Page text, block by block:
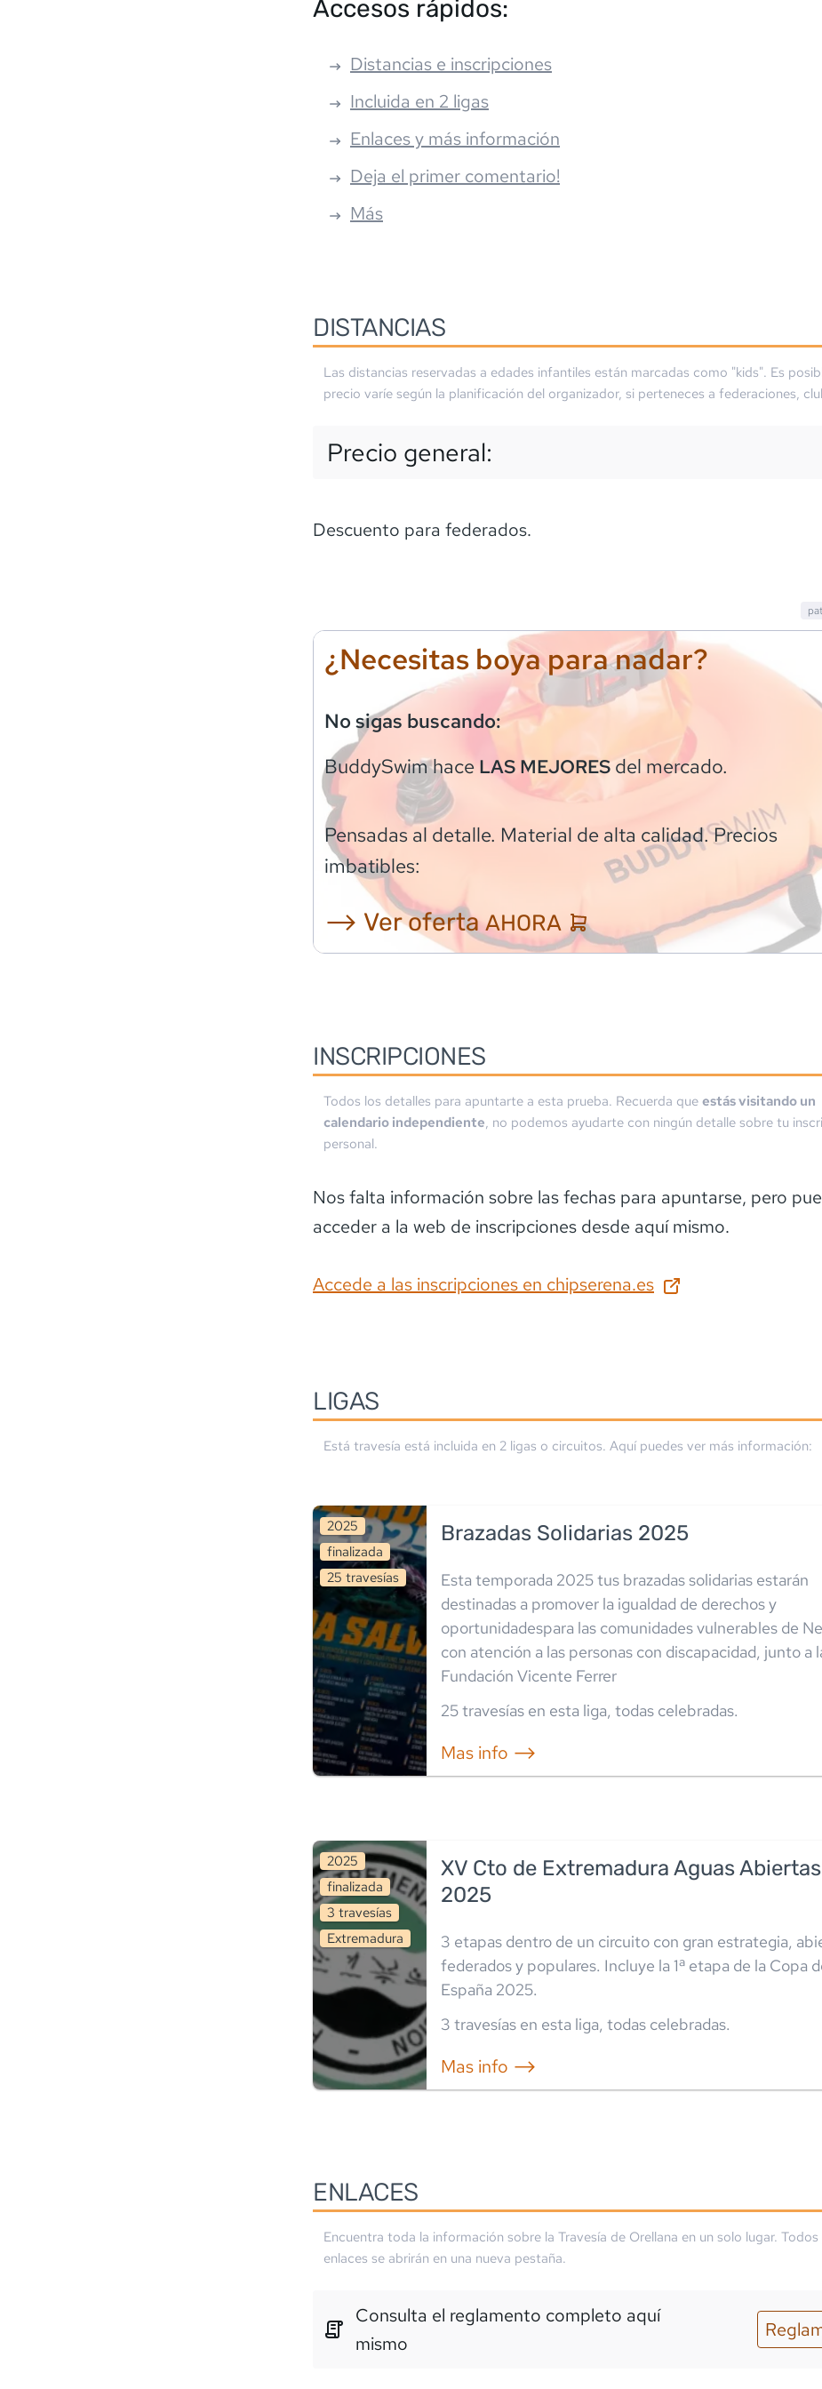
Accesos rápidos:
Distancias e inscripciones
Incluida en 2 ligas
Enlaces y más información
Deja el primer comentario!
Más
DISTANCIAS
Las distancias reservadas a edades infantiles están marcadas como "kids". Es
precio varíe según la planificación del organizador, si perteneces a federaciones,
Precio general:
Descuento para federados.
¿Necesitas boya para nadar?
No sigas buscando:
BuddySwimhaceLAS MEJORESdel mercado.
Pensadas al detalle. Material de alta calidad. Precios
imbatibles:
⟶ Ver ofertaAHORA
INSCRIPCIONES
Todos los detalles para apuntarte a esta prueba. Recuerda que estás visitando un
calendario independiente, no podemos ayudarte con ningún detalle sobre tu
personal.
Nos falta información sobre las fechas para apuntarse, pero
acceder a la web de inscripciones desde aquí mismo.
Accede a las inscripciones en chipserena.es
LIGAS
Está travesía está incluida en 2 ligas o circuitos. Aquí puedes ver más información:
2025
finalizada
25 travesías
Brazadas Solidarias 2025
Esta temporada 2025 tus brazadas solidarias estarán
destinadas a promover la igualdad de derechos y
oportunidadespara las comunidades vulnerables de
con atención a las personas con discapacidad, junto a
Fundación Vicente Ferrer
25travesías en esta liga, todas celebradas.
Mas info ⟶
2025
finalizada
3 travesías
Extremadura
XV Cto de Extremadura Aguas Abiertas
2025
3 etapas dentro de un circuito con gran estrategia,
federados y populares. Incluye la 1ª etapa de la Copa
España 2025.
3 travesías en esta liga, todas celebradas.
Mas info ⟶
ENLACES
Encuentra toda la información sobre la Travesía de Orellana en un solo lugar. Todos
enlaces se abrirán en una nueva pestaña.
Consulta el reglamento completo aquí
mismo